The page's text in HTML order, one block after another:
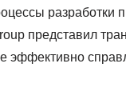
разработки
представил
эффективно